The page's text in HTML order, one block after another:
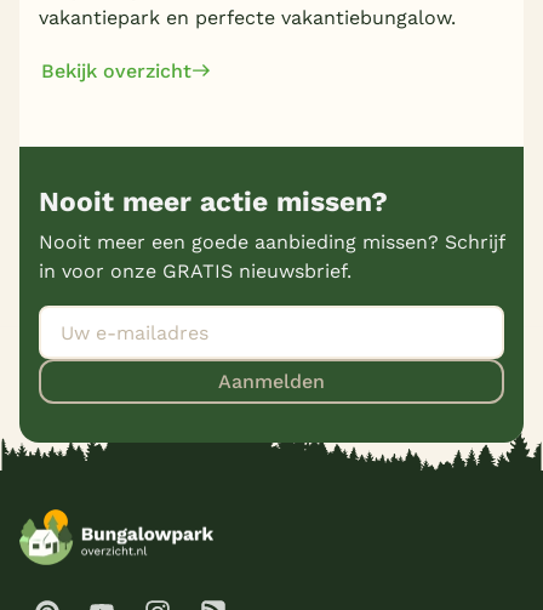
vakantiepark en perfecte vakantiebungalow.
Bekijk overzicht
Nooit meer actie missen?
Nooit meer een goede aanbieding missen? Schrijf
in voor onze GRATIS nieuwsbrief.
Aanmelden